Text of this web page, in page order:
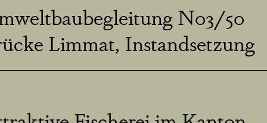
N03/50
Limmat, Instandsetzung